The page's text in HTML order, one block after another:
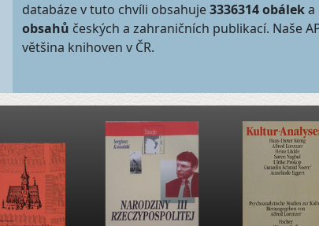
databáze v tuto chvíli obsahuje3336314 obáleka
obsahů českých a zahraničních publikací. Naše
většina knihoven v ČR.